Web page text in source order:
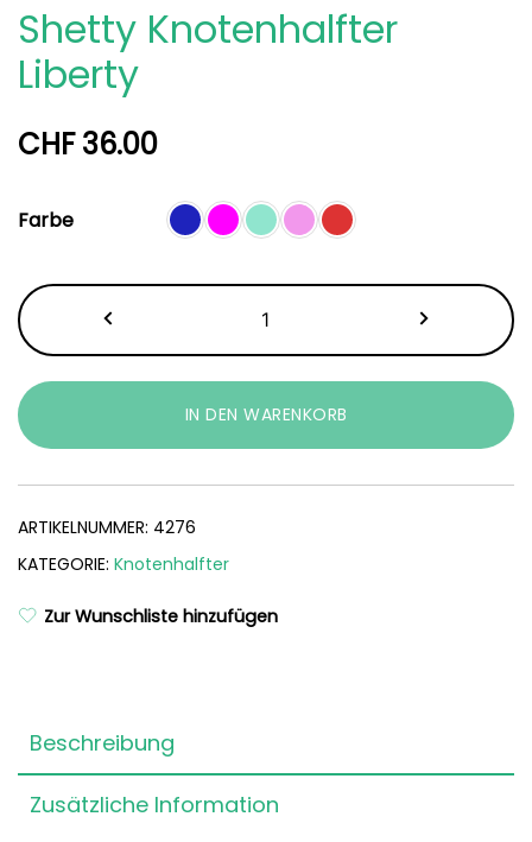
Shetty Knotenhalfter
Liberty
CHF36.00
Farbe
Knotenhalfter
Liberty
IN DEN WARENKORB
ARTIKELNUMMER: 4276
KATEGORIE: Knotenhalfter
Zur Wunschliste hinzufügen
Beschreibung
Zusätzliche Information